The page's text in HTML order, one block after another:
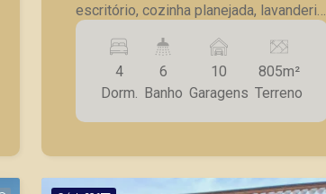
escritório, cozinha planejada, lavanderia,
suíte de empregada, piscina aquecida,
jardim, ducha, armários embutidos, ar
condicionado, ventiladores de teto, 10
vagas de garagem.
4
Dorm.
6
Banho
10
Garagens
805m²
Terreno